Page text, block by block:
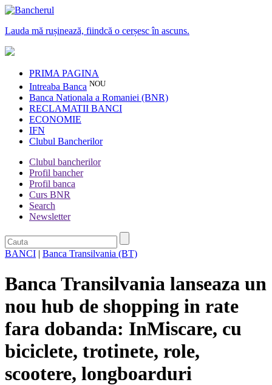
Lauda mă rușinează, fiindcă o cerșesc în ascuns.
PRIMA PAGINA
Intreaba Banca NOU
Banca Nationala a Romaniei (BNR)
RECLAMATII BANCI
ECONOMIE
IFN
Clubul Bancherilor
Clubul bancherilor
Profil bancher
Profil banca
Curs BNR
Search
Newsletter
BANCI | Banca Transilvania (BT)
Banca Transilvania lanseaza un
nou hub de shopping in rate
fara dobanda: InMiscare, cu
biciclete, trotinete, role,
scootere, longboarduri